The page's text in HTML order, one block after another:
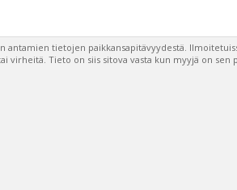
antamien tietojen paikkansapitävyydestä.
virheitä. Tieto on siis sitova vasta kun myyjä on sen